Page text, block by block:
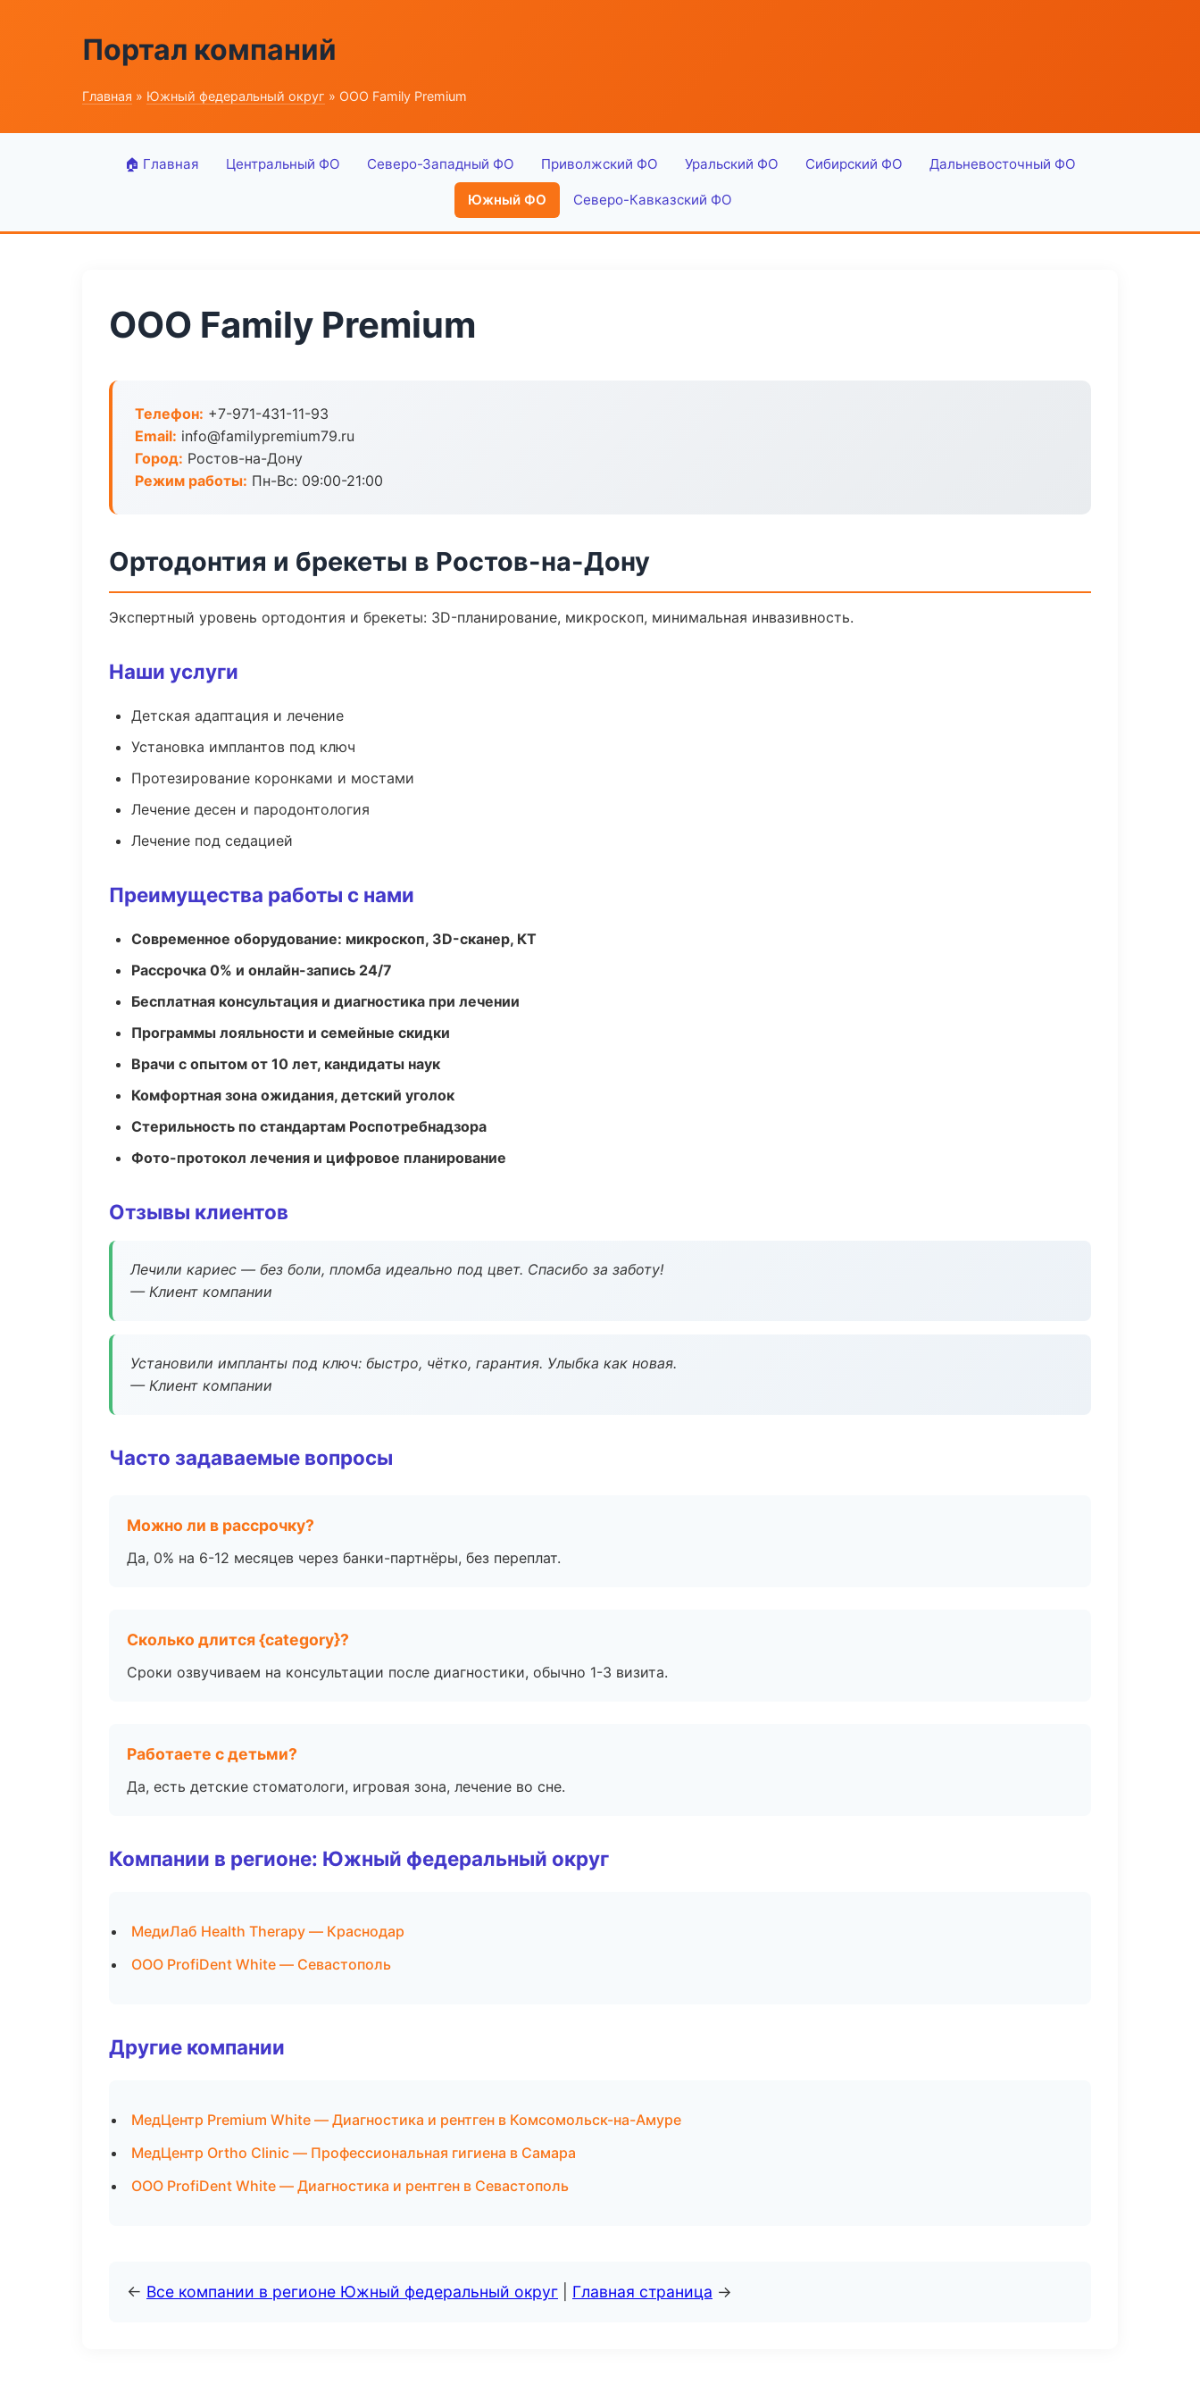
Портал компаний
Главная » Южный федеральный округ » ООО Family Premium
🏠 Главная Центральный ФО Северо-Западный ФО Приволжский ФО Уральский ФО Сибирский ФО Дальневосточный ФО
Южный ФО Северо-Кавказский ФО
ООО Family Premium
Телефон: +7-971-431-11-93
Email: info@familypremium79.ru
Город: Ростов-на-Дону
Режим работы: Пн-Вс: 09:00-21:00
Ортодонтия и брекеты в Ростов-на-Дону
Экспертный уровень ортодонтия и брекеты: 3D-планирование, микроскоп, минимальная инвазивность.
Наши услуги
Детская адаптация и лечение
Установка имплантов под ключ
Протезирование коронками и мостами
Лечение десен и пародонтология
Лечение под седацией
Преимущества работы с нами
Современное оборудование: микроскоп, 3D-сканер, КТ
Рассрочка 0% и онлайн-запись 24/7
Бесплатная консультация и диагностика при лечении
Программы лояльности и семейные скидки
Врачи с опытом от 10 лет, кандидаты наук
Комфортная зона ожидания, детский уголок
Стерильность по стандартам Роспотребнадзора
Фото-протокол лечения и цифровое планирование
Отзывы клиентов
Лечили кариес — без боли, пломба идеально под цвет. Спасибо за заботу!
— Клиент компании
Установили импланты под ключ: быстро, чётко, гарантия. Улыбка как новая.
— Клиент компании
Часто задаваемые вопросы
Можно ли в рассрочку?
Да, 0% на 6-12 месяцев через банки-партнёры, без переплат.
Сколько длится {category}?
Сроки озвучиваем на консультации после диагностики, обычно 1-3 визита.
Работаете с детьми?
Да, есть детские стоматологи, игровая зона, лечение во сне.
Компании в регионе: Южный федеральный округ
МедиЛаб Health Therapy — Краснодар
ООО ProfiDent White — Севастополь
Другие компании
МедЦентр Premium White — Диагностика и рентген в Комсомольск-на-Амуре
МедЦентр Ortho Clinic — Профессиональная гигиена в Самара
ООО ProfiDent White — Диагностика и рентген в Севастополь
← Все компании в регионе Южный федеральный округ Главная страница →